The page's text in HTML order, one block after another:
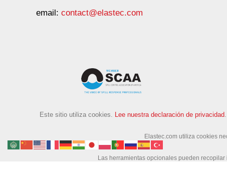
email: contact@elastec.com
Este sitio utiliza cookies. Lee nuestra declaración de privacidad.
Elastec.com utiliza cookies
Las herramientas opcionales pueden